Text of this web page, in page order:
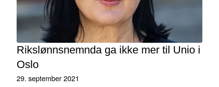
Rikslønnsnemnda ga ikke mer til Unio i
Oslo
29. september 2021